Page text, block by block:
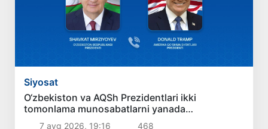
Siyosat
O‘zbekiston va AQSh Prezidentlari ikki
tomonlama munosabatlarni yanada
mustahkamlash istiqbollarini muhokama qildilar
7 avg 2026, 19:16 468